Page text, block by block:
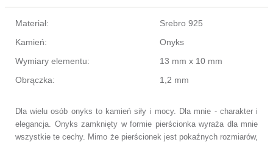
Materiał:
Srebro 925
Kamień:
Onyks
Wymiary elementu:
13 mm x 10 mm
Obrączka:
1,2 mm
Dla wielu osób onyks to kamień siły i mocy. Dla mnie - charakter i
elegancja. Onyks zamknięty w formie pierścionka wyraża dla mnie
wszystkie te cechy. Mimo że pierścionek jest pokaźnych rozmiarów,